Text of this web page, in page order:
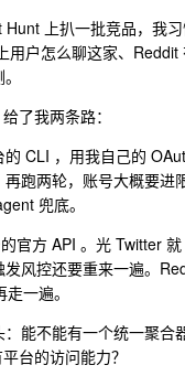
上扒一批竞品，我
用户怎么聊这家、Reddit
了我两条路：
CLI ，用我自己的
跑两轮，账号大概要进
兜底。
官方 API 。光 Twitter
风控还要重来一遍。
一遍。
能不能有一个统一聚合
台的访问能力？